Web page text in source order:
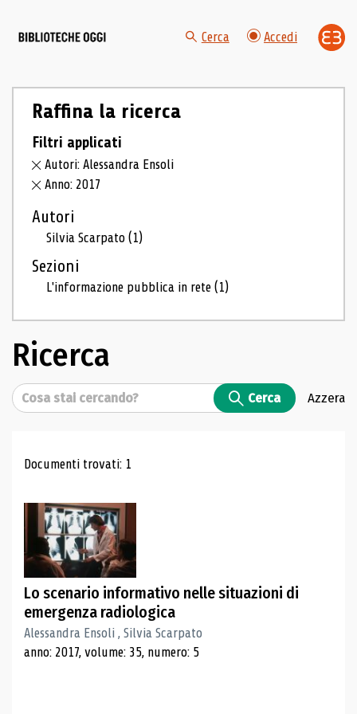
Cerca Accedi
Raffina la ricerca
Filtri applicati
Autori: Alessandra Ensoli
Anno: 2017
Autori
Silvia Scarpato(1)
Sezioni
L'informazione pubblica in rete(1)
Ricerca
Cerca Cerca Azzera
Risultati di ricerca
Documenti trovati: 1
Lo scenario informativo nelle situazioni di
emergenza radiologica
Alessandra Ensoli , Silvia Scarpato
anno: 2017, volume: 35, numero: 5